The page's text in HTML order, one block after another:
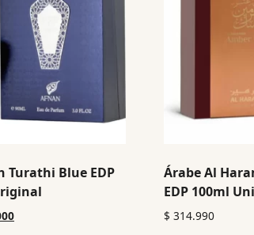
Turathi Blue EDP
Árabe Al
EDP 100ml
$ 314.990